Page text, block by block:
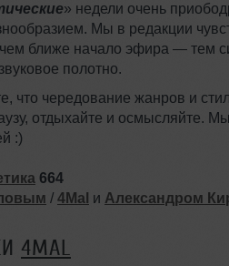
» недели очень
Мы в редакции
ближе начало эфира — тем
полотно.
что чередование жанров и
отдыхайте и осмысляйте.
:)
664
/ 4Mal и Александром
4MAL